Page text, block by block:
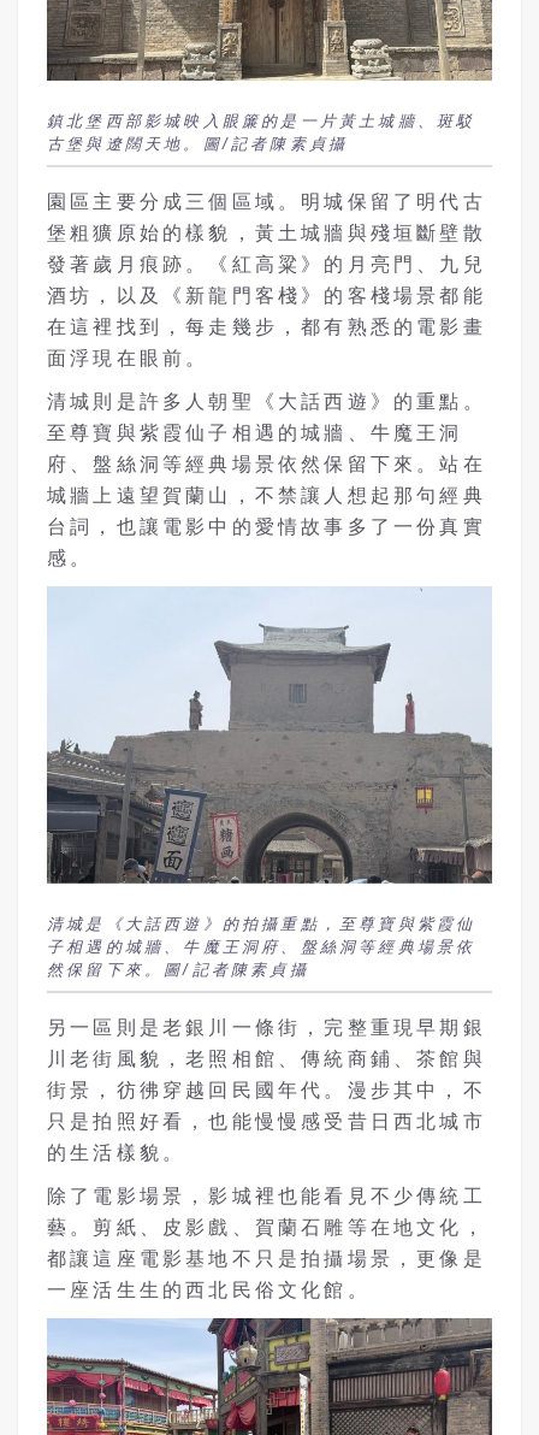
鎮北堡西部影城映入眼簾的是一片黃土城牆、斑駁
古堡與遼闊天地。圖/記者陳素貞攝
園區主要分成三個區域。明城保留了明代古
堡粗獷原始的樣貌，黃土城牆與殘垣斷壁散
發著歲月痕跡。《紅高粱》的月亮門、九兒
酒坊，以及《新龍門客棧》的客棧場景都能
在這裡找到，每走幾步，都有熟悉的電影畫
面浮現在眼前。
清城則是許多人朝聖《大話西遊》的重點。
至尊寶與紫霞仙子相遇的城牆、牛魔王洞
府、盤絲洞等經典場景依然保留下來。站在
城牆上遠望賀蘭山，不禁讓人想起那句經典
台詞，也讓電影中的愛情故事多了一份真實
感。
清城是《大話西遊》的拍攝重點，至尊寶與紫霞仙
子相遇的城牆、牛魔王洞府、盤絲洞等經典場景依
然保留下來。圖/記者陳素貞攝
另一區則是老銀川一條街，完整重現早期銀
川老街風貌，老照相館、傳統商鋪、茶館與
街景，彷彿穿越回民國年代。漫步其中，不
只是拍照好看，也能慢慢感受昔日西北城市
的生活樣貌。
除了電影場景，影城裡也能看見不少傳統工
藝。剪紙、皮影戲、賀蘭石雕等在地文化，
都讓這座電影基地不只是拍攝場景，更像是
一座活生生的西北民俗文化館。